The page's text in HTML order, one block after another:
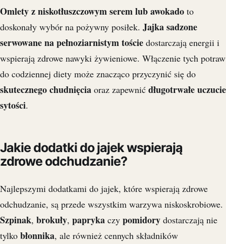
Omlety z niskotłuszczowym serem lub awokado to
doskonały wybór na pożywny posiłek. Jajka sadzone
serwowane na pełnoziarnistym toście dostarczają energii i
wspierają zdrowe nawyki żywieniowe. Włączenie tych potraw
do codziennej diety może znacząco przyczynić się do
skutecznego chudnięcia oraz zapewnić długotrwałe uczucie
sytości.
Jakie dodatki do jajek wspierają
zdrowe odchudzanie?
Najlepszymi dodatkami do jajek, które wspierają zdrowe
odchudzanie, są przede wszystkim warzywa niskoskrobiowe.
Szpinak, brokuły, papryka czy pomidory dostarczają nie
tylko błonnika, ale również cennych składników